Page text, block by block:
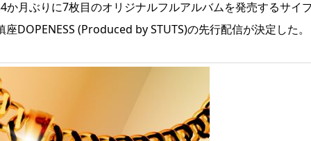
月ぶりに7枚目のオリジナルフルアルバムを発売するサイ
DOPENESS (Produced by STUTS)の先行配信が決定した。